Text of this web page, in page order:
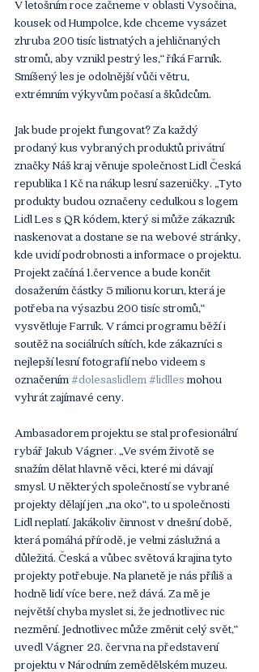
V letošním roce začneme v oblasti Vysočina,
kousek od Humpolce, kde chceme vysázet
zhruba 200 tisíc listnatých a jehličnaných
stromů, aby vznikl pestrý les,“ říká Farník.
Smíšený les je odolnější vůči větru,
extrémním výkyvům počasí a škůdcům.
Jak bude projekt fungovat? Za každý
prodaný kus vybraných produktů privátní
značky Náš kraj věnuje společnost Lidl Česká
republika 1 Kč na nákup lesní sazeničky. „Tyto
produkty budou označeny cedulkou s logem
Lidl Les s QR kódem, který si může zákazník
naskenovat a dostane se na webové stránky,
kde uvidí podrobnosti a informace o projektu.
Projekt začíná 1.července a bude končit
dosažením částky 5 milionu korun, která je
potřeba na výsazbu 200 tisíc stromů,“
vysvětluje Farník. V rámci programu běží i
soutěž na sociálních sítích, kde zákazníci s
nejlepší lesní fotografií nebo videem s
označením #dolesaslidlem #lidlles mohou
vyhrát zajímavé ceny.
Ambasadorem projektu se stal profesionální
rybář Jakub Vágner. „Ve svém životě se
snažím dělat hlavně věci, které mi dávají
smysl. U některých společností se vybrané
projekty dělají jen „na oko“, to u společnosti
Lidl neplatí. Jakákoliv činnost v dnešní době,
která pomáhá přírodě, je velmi záslužná a
důležitá. Česká a vůbec světová krajina tyto
projekty potřebuje. Na planetě je nás příliš a
hodně lidí více bere, než dává. Za mě je
největší chyba myslet si, že jednotlivec nic
nezmění. Jednotlivec může změnit celý svět,“
uvedl Vágner 28. června na představení
projektu v Národním zemědělském muzeu.